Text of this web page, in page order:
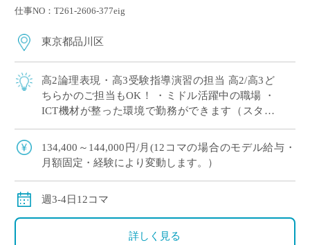
仕事NO：T261-2606-377eig
東京都品川区
高2論理表現・高3受験指導演習の担当 高2/高3ど
ちらかのご担当もOK！ ・ミドル活躍中の職場 ・
ICT機材が整った環境で勤務ができます（スタデ
での自身の経験を活かして、 […]
134,400～144,000円/月(12コマの場合のモデル給与・
月額固定・経験により変動します。）
週3-4日12コマ
詳しく見る